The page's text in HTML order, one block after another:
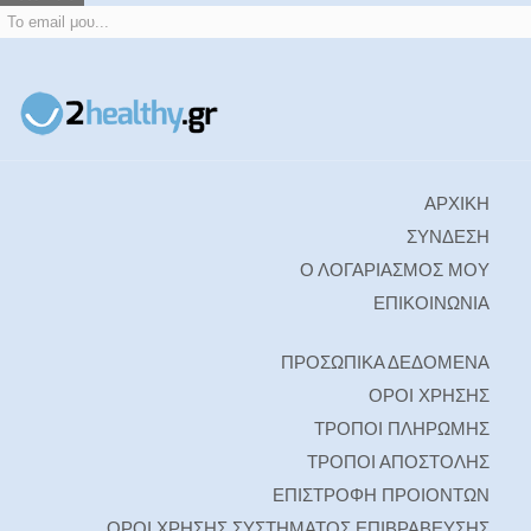
ΑΡΧΙΚΗ
ΣΥΝΔΕΣΗ
Ο ΛΟΓΑΡΙΑΣΜΟΣ ΜΟΥ
ΕΠΙΚΟΙΝΩΝΙΑ
ΠΡΟΣΩΠΙΚΑ ΔΕΔΟΜΕΝΑ
ΟΡΟΙ ΧΡΗΣΗΣ
ΤΡΟΠΟΙ ΠΛΗΡΩΜΗΣ
ΤΡΟΠΟΙ ΑΠΟΣΤΟΛΗΣ
ΕΠΙΣΤΡΟΦΗ ΠΡΟΙΟΝΤΩΝ